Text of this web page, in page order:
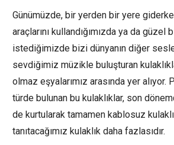
Günümüzde, bir yerden bir yere
araçlarını kullandığımızda ya da güzel
istediğimizde bizi dünyanın diğer
sevdiğimiz müzikle buluşturan
olmaz eşyalarımız arasında yer alıyor.
türde bulunan bu kulaklıklar, son
de kurtularak tamamen kablosuz
tanıtacağımız kulaklık daha fazlasıdır.